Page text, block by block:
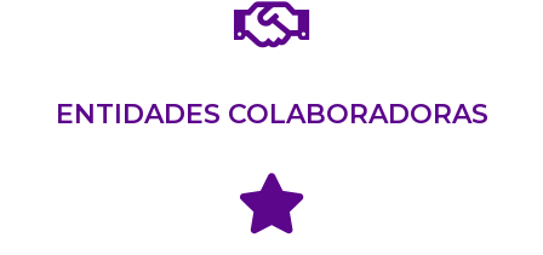
ENTIDADES COLABORADORAS